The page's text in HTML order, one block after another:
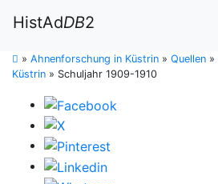
HistAdDB2
» Ahnenforschung in Küstrin » Quellen »
Küstrin » Schuljahr 1909-1910